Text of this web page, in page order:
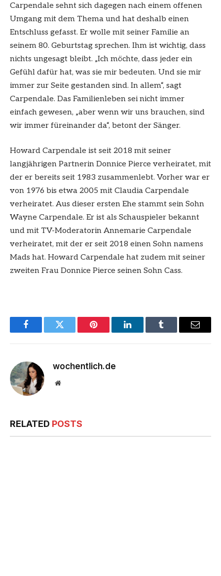
Carpendale sehnt sich dagegen nach einem offenen
Umgang mit dem Thema und hat deshalb einen
Entschluss gefasst. Er wolle mit seiner Familie an
seinem 80. Geburtstag sprechen. Ihm ist wichtig, dass
nichts ungesagt bleibt. „Ich möchte, dass jeder ein
Gefühl dafür hat, was sie mir bedeuten. Und sie mir
immer zur Seite gestanden sind. In allem“, sagt
Carpendale. Das Familienleben sei nicht immer
einfach gewesen, „aber wenn wir uns brauchen, sind
wir immer füreinander da“, betont der Sänger.
Howard Carpendale ist seit 2018 mit seiner
langjährigen Partnerin Donnice Pierce verheiratet, mit
der er bereits seit 1983 zusammenlebt. Vorher war er
von 1976 bis etwa 2005 mit Claudia Carpendale
verheiratet. Aus dieser ersten Ehe stammt sein Sohn
Wayne Carpendale. Er ist als Schauspieler bekannt
und mit TV-Moderatorin Annemarie Carpendale
verheiratet, mit der er seit 2018 einen Sohn namens
Mads hat. Howard Carpendale hat zudem mit seiner
zweiten Frau Donnice Pierce seinen Sohn Cass.
FacebookTwitter Pinterest LinkedInTumblr Email
wochentlich.de
Website
RELATED POSTS